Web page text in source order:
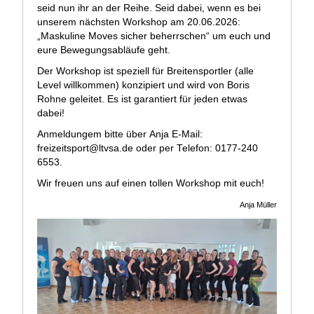
seid nun ihr an der Reihe. Seid dabei, wenn es bei
unserem nächsten Workshop am 20.06.2026:
„Maskuline Moves sicher beherrschen“ um euch und
eure Bewegungsabläufe geht.
Der Workshop ist speziell für Breitensportler (alle
Level willkommen) konzipiert und wird von Boris
Rohne geleitet. Es ist garantiert für jeden etwas
dabei!
Anmeldungem bitte über Anja E-Mail:
freizeitsport@ltvsa.de oder per Telefon: 0177-240
6553.
Wir freuen uns auf einen tollen Workshop mit euch!
Anja Müller